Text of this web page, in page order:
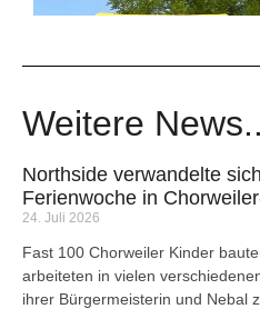
Weitere
Northside verwandelte
Ferienwoche in
24. Juli 2026
Fast 100 Chorweiler Kinder
arbeiteten in vielen
ihrer Bürgermeisterin und Nebal